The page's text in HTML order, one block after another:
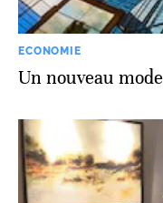
ECONOMIE
Un nouveau